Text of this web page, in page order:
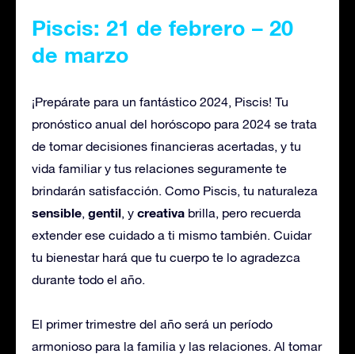
Piscis: 21 de febrero – 20
de marzo
¡Prepárate para un fantástico 2024, Piscis! Tu
pronóstico anual del horóscopo para 2024 se trata
de tomar decisiones financieras acertadas, y tu
vida familiar y tus relaciones seguramente te
brindarán satisfacción. Como Piscis, tu naturaleza
sensible, gentil, y creativa brilla, pero recuerda
extender ese cuidado a ti mismo también. Cuidar
tu bienestar hará que tu cuerpo te lo agradezca
durante todo el año.
El primer trimestre del año será un período
armonioso para la familia y las relaciones. Al tomar